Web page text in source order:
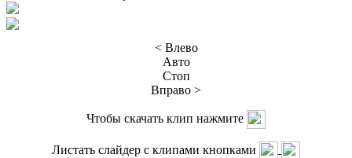
< Влево
Авто
Стоп
Вправо >
Чтобы скачать клип нажмите
Листать слайдер с клипами кнопками